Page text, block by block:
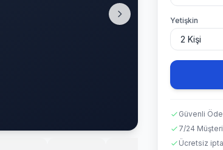
Yetişkin
Güvenli
7/24
Ücretsiz